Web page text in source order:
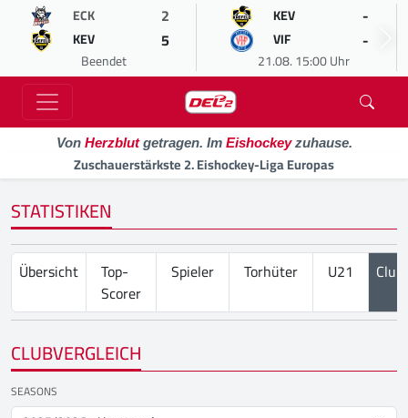
ECK 2
KEV 5
Beendet
KEV -
VIF -
21.08. 15:00 Uhr
Von Herzblutgetragen. Im Eishockeyzuhause.
Zuschauerstärkste 2. Eishockey-Liga Europas
STATISTIKEN
Übersicht
Top-
Scorer
Spieler Torhüter U21
CLUBVERGLEICH
SEASONS